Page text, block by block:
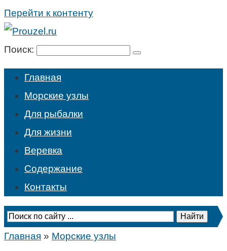
Перейти к контенту
Поиск:
Главная
Морские узлы
Для рыбалки
Для жизни
Веревка
Содержание
Контакты
Главная » Морские узлы